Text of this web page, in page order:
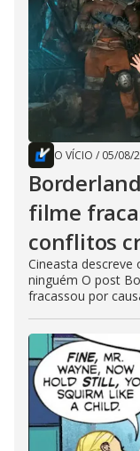
O VÍCIO / 05/08/
filme
conflitos
Cineasta
ninguém O post
fracassou por